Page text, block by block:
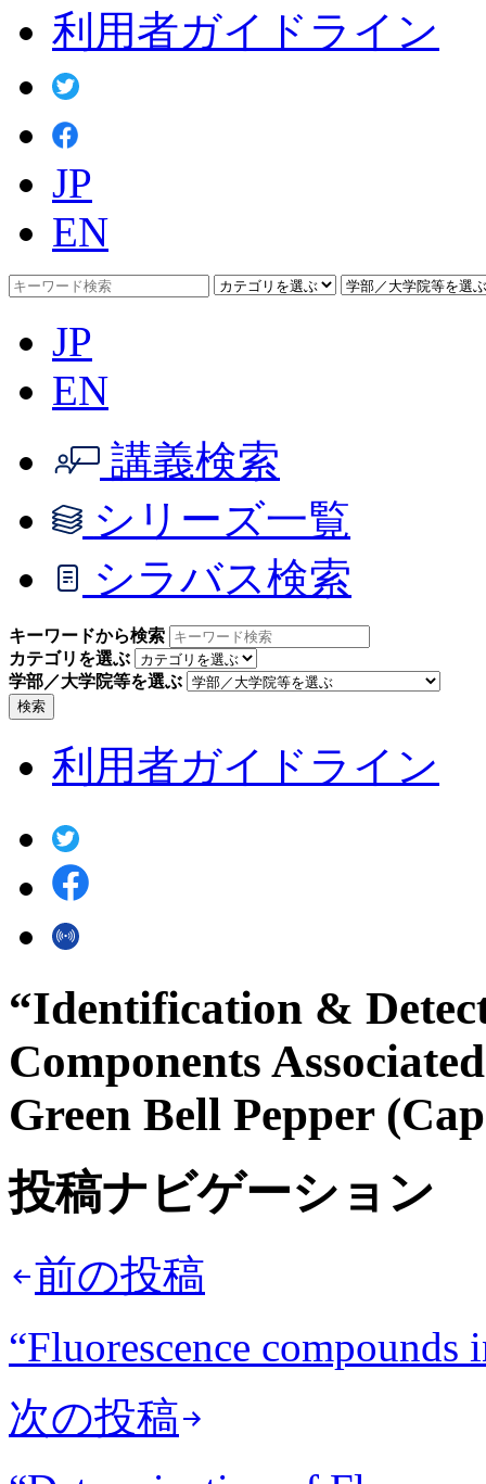
利用者ガイドライン
JP
EN
JP
EN
講義検索
シリーズ一覧
シラバス検索
キーワードから検索
カテゴリを選ぶ
学部／大学院等を選ぶ
検索
利用者ガイドライン
“Identification &
Components
Green Bell Pepper
投稿ナビゲーション
前の投稿
“Fluorescence
次の投稿